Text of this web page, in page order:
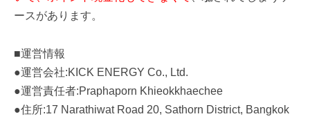
ースがあります。
■運営情報
●運営会社:KICK ENERGY Co., Ltd.
●運営責任者:Praphaporn Khieokkhaechee
●住所:17 Narathiwat Road 20, Sathorn District, Bangkok